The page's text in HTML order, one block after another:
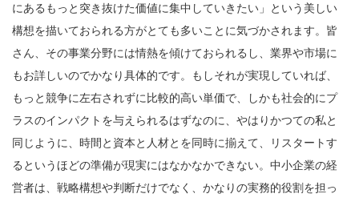
にあるもっと突き抜けた価値に集中していきたい」という美しい
構想を描いておられる方がとても多いことに気づかされます。皆
さん、その事業分野には情熱を傾けておられるし、業界や市場に
もお詳しいのでかなり具体的です。もしそれが実現していれば、
もっと競争に左右されずに比較的高い単価で、しかも社会的にプ
ラスのインパクトを与えられるはずなのに、やはりかつての私と
同じように、時間と資本と人材とを同時に揃えて、リスタートす
るというほどの準備が現実にはなかなかできない。中小企業の経
営者は、戦略構想や判断だけでなく、かなりの実務的役割を担っ